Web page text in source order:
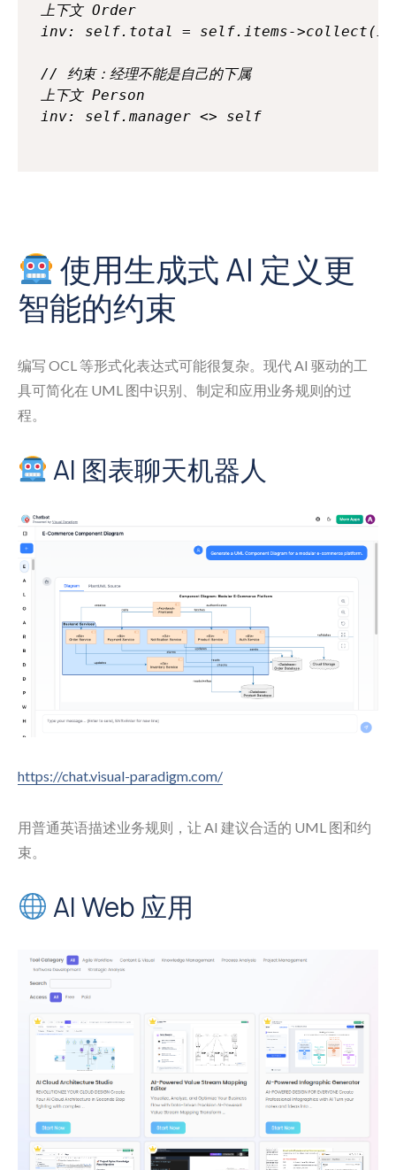
上下文 Order
inv: self.total = self.items->collect(i
// 约束：经理不能是自己的下属
上下文 Person
使用生成式 AI 定义更
智能的约束
编写 OCL 等形式化表达式可能很复杂。现代 AI 驱动的工
具可简化在 UML 图中识别、制定和应用业务规则的过
程。
AI 图表聊天机器人
https://chat.visual-paradigm.com/
用普通英语描述业务规则，让 AI 建议合适的 UML 图和约
束。
AI Web 应用